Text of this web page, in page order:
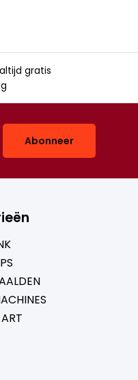
altijd gratis
Abonneer